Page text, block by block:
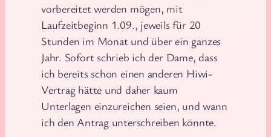
vorbereitet werden mögen, mit
Laufzeitbeginn 1.09., jeweils für 20
Stunden im Monat und über ein ganzes
Jahr. Sofort schrieb ich der Dame, dass
ich bereits schon einen anderen Hiwi-
Vertrag hätte und daher kaum
Unterlagen einzureichen seien, und wann
ich den Antrag unterschreiben könnte.